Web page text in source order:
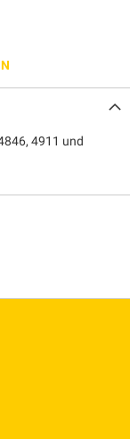
4911 und